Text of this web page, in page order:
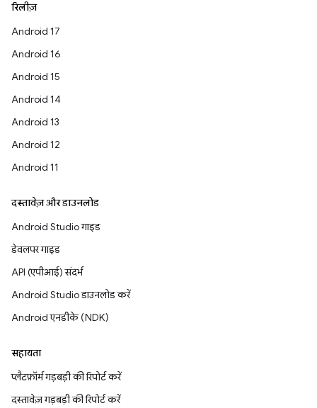
रिलीज़
Android 17
Android 16
Android 15
Android 14
Android 13
Android 12
Android 11
दस्तावेज़ और डाउनलोड
Android Studio गाइड
डेवलपर गाइड
API (एपीआई) संदर्भ
Android Studio डाउनलोड करें
Android एनडीके (NDK)
सहायता
प्लैटफ़ॉर्म गड़बड़ी की रिपोर्ट करें
दस्तावेज़ गड़बड़ी की रिपोर्ट करें